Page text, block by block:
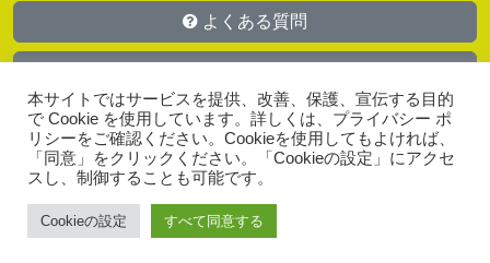
よくある質問
お問い合わせ
本サイトではサービスを提供、改善、保護、宣伝する目的
で Cookie を使用しています。詳しくは、プライバシー ポ
リシーをご確認ください。Cookieを使用してもよければ、
「同意」をクリックください。「Cookieの設定」にアクセ
スし、制御することも可能です。
Cookieの設定 すべて同意する